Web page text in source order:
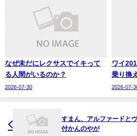
なぜ未だにレクサスでイキって
る人間がいるのか？
2026-07-30
ワイ
乗り換
2026-07-
すまん、アルファードと
付かんのやが